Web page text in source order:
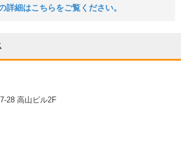
細はこちらをご覧ください。
28 高山ビル2F